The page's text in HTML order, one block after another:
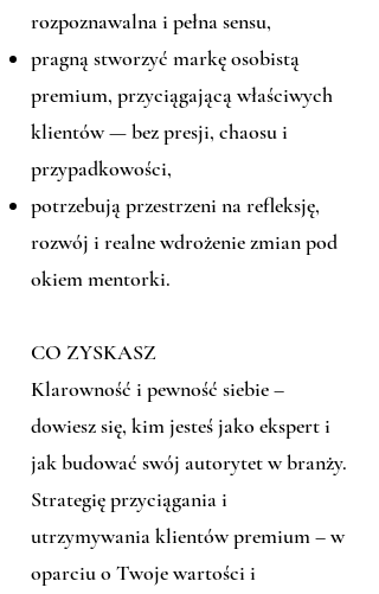
rozpoznawalna i pełna sensu,
pragną stworzyć markę osobistą
premium, przyciągającą właściwych
klientów — bez presji, chaosu i
przypadkowości,
potrzebują przestrzeni na refleksję,
rozwój i realne wdrożenie zmian pod
okiem mentorki.
CO ZYSKASZ
Klarowność i pewność siebie –
dowiesz się, kim jesteś jako ekspert i
jak budować swój autorytet w branży.
Strategię przyciągania i
utrzymywania klientów premium – w
oparciu o Twoje wartości i